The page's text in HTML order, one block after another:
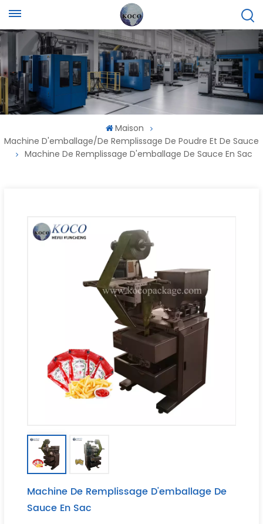
Maison
Machine D'emballage/de Remplissage De Poudre Et De Sauce
Machine De Remplissage D'emballage De Sauce En Sac
Machine De Remplissage D'emballage De
Sauce En Sac